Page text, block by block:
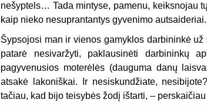
nešyptels… Tada mintyse, pamenu, keiksnojau
kaip nieko nesuprantantys gyvenimo autsaideriai.
Šypsojosi man ir vienos gamyklos darbininkė
patarė nesivaržyti, paklausinėti darbininkų
pagyvenusios moterėlės (dauguma danų
atsakė lakoniškai. Ir nesiskundžiate,
tačiau, kad bijo teisybės žodį ištarti, –